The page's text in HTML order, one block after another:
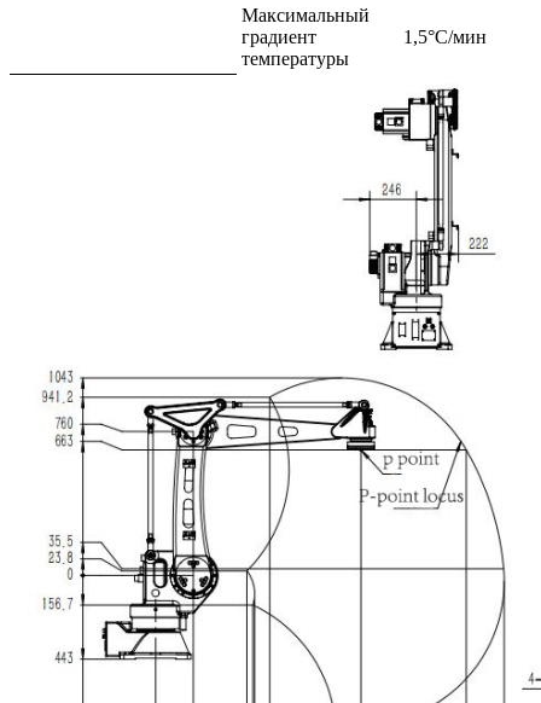
Максимальный
градиент
температуры
1,5°С/мин